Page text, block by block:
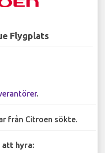
Flygplats
.
från Citroen sökte.
hyra: